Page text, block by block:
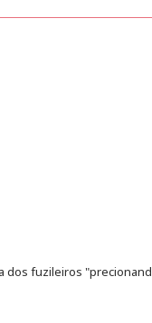
dos fuzileiros